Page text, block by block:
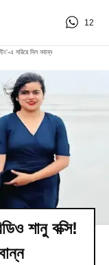
12
এ সরিয়ে দিল নবান্ন
শানু বক্সি!